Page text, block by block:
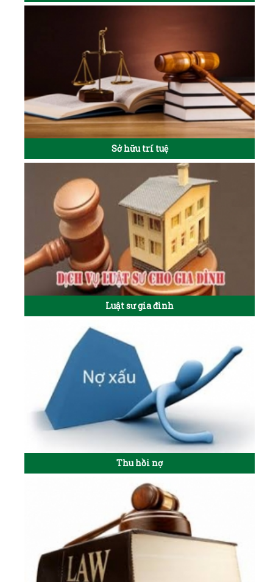
Sở hữu trí tuệ
Luật sư gia đình
Thu hồi nợ